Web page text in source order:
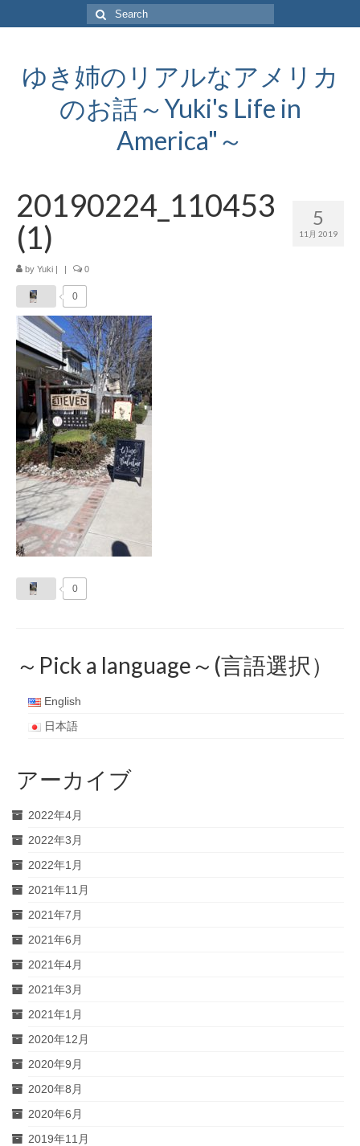
Search
for:
ゆき姉のリアルなアメリカ
のお話～Yuki's Life in
America"～
5
11月 2019
20190224_110453
(1)
by Yuki | | 0
0
0
～Pick a language～(言語選択）
English
日本語
アーカイブ
2022年4月
2022年3月
2022年1月
2021年11月
2021年7月
2021年6月
2021年4月
2021年3月
2021年1月
2020年12月
2020年9月
2020年8月
2020年6月
2019年11月